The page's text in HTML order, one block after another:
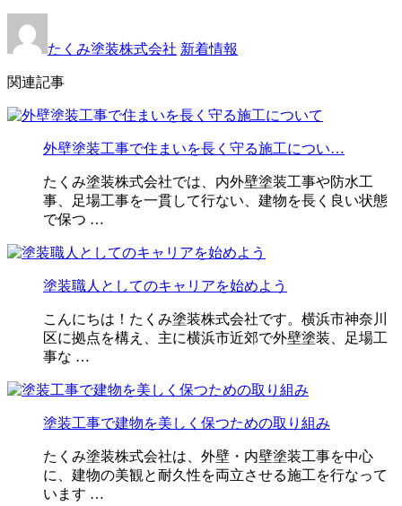
たくみ塗装株式会社 新着情報
関連記事
外壁塗装工事で住まいを長く守る施工につい…
たくみ塗装株式会社では、内外壁塗装工事や防水工
事、足場工事を一貫して行ない、建物を長く良い状態
で保つ …
塗装職人としてのキャリアを始めよう
こんにちは！たくみ塗装株式会社です。横浜市神奈川
区に拠点を構え、主に横浜市近郊で外壁塗装、足場工
事な …
塗装工事で建物を美しく保つための取り組み
たくみ塗装株式会社は、外壁・内壁塗装工事を中心
に、建物の美観と耐久性を両立させる施工を行なって
います …